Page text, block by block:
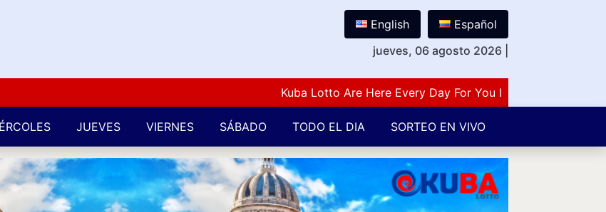
English
Español
jueves, 06 agosto 2026
Kuba Lotto Are Here Every Day For You Lovers Of Number
JUEVES VIERNES SÁBADO TODO EL DIA SORTEO EN VIVO